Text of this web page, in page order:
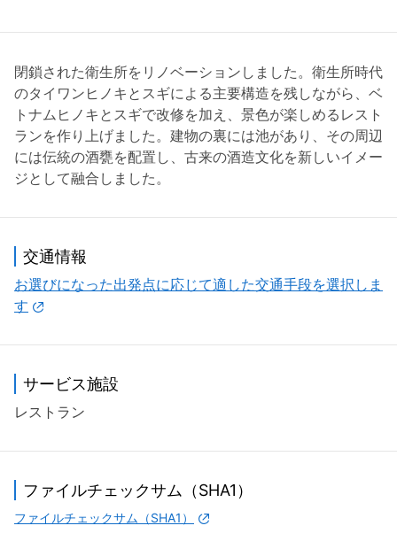
閉鎖された衛生所をリノベーションしました。衛生所時代
のタイワンヒノキとスギによる主要構造を残しながら、ベ
トナムヒノキとスギで改修を加え、景色が楽しめるレスト
ランを作り上げました。建物の裏には池があり、その周辺
には伝統の酒甕を配置し、古来の酒造文化を新しいイメー
ジとして融合しました。
交通情報
お選びになった出発点に応じて適した交通手段を選択しま
す
サービス施設
レストラン
ファイルチェックサム（SHA1）
ファイルチェックサム（SHA1）